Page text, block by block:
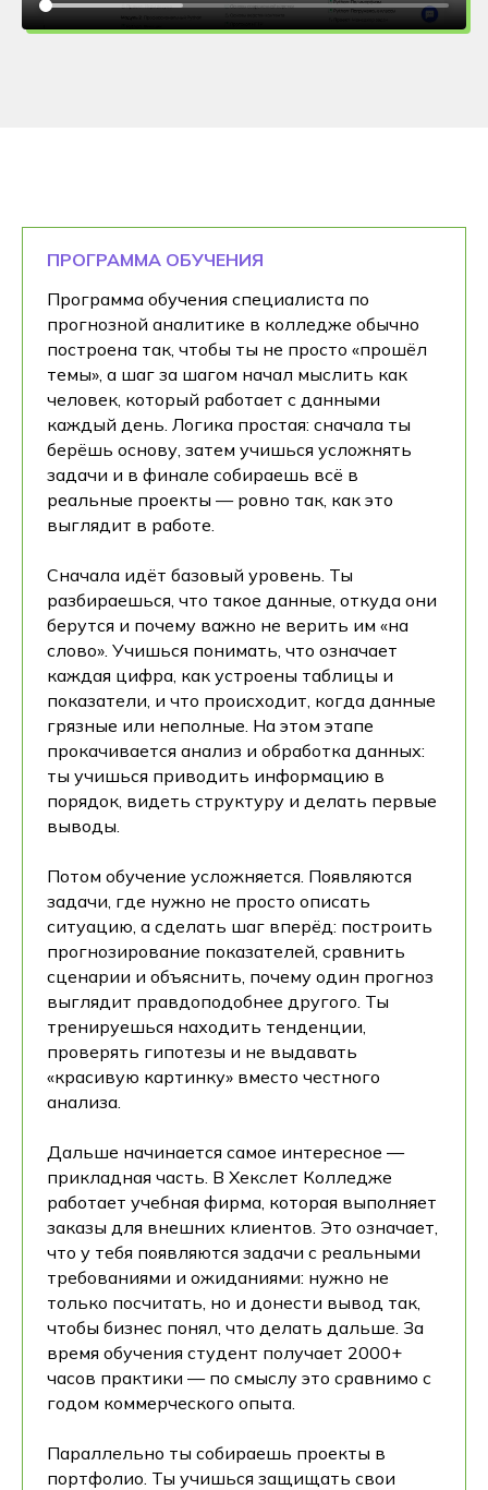
ПРОГРАММА ОБУЧЕНИЯ
Программа обучения специалиста по
прогнозной аналитике в колледже обычно
построена так, чтобы ты не просто «прошёл
темы», а шаг за шагом начал мыслить как
человек, который работает с данными
каждый день. Логика простая: сначала ты
берёшь основу, затем учишься усложнять
задачи и в финале собираешь всё в
реальные проекты — ровно так, как это
выглядит в работе.
Сначала идёт базовый уровень. Ты
разбираешься, что такое данные, откуда они
берутся и почему важно не верить им «на
слово». Учишься понимать, что означает
каждая цифра, как устроены таблицы и
показатели, и что происходит, когда данные
грязные или неполные. На этом этапе
прокачивается анализ и обработка данных:
ты учишься приводить информацию в
порядок, видеть структуру и делать первые
выводы.
Потом обучение усложняется. Появляются
задачи, где нужно не просто описать
ситуацию, а сделать шаг вперёд: построить
прогнозирование показателей, сравнить
сценарии и объяснить, почему один прогноз
выглядит правдоподобнее другого. Ты
тренируешься находить тенденции,
проверять гипотезы и не выдавать
«красивую картинку» вместо честного
анализа.
Дальше начинается самое интересное —
прикладная часть. В Хекслет Колледже
работает учебная фирма, которая выполняет
заказы для внешних клиентов. Это означает,
что у тебя появляются задачи с реальными
требованиями и ожиданиями: нужно не
только посчитать, но и донести вывод так,
чтобы бизнес понял, что делать дальше. За
время обучения студент получает 2000+
часов практики — по смыслу это сравнимо с
годом коммерческого опыта.
Параллельно ты собираешь проекты в
портфолио. Ты учишься защищать свои